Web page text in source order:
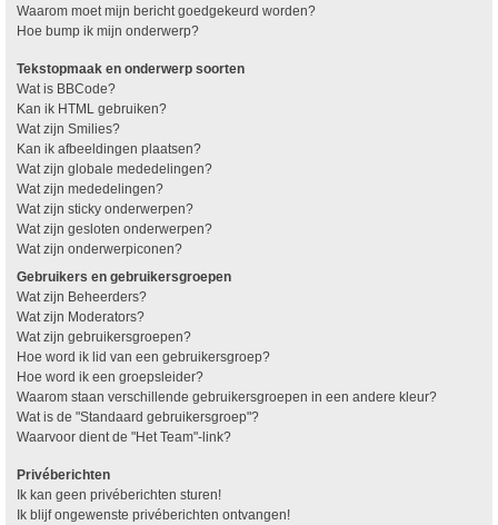
Waarom moet mijn bericht goedgekeurd worden?
Hoe bump ik mijn onderwerp?
Tekstopmaak en onderwerp soorten
Wat is BBCode?
Kan ik HTML gebruiken?
Wat zijn Smilies?
Kan ik afbeeldingen plaatsen?
Wat zijn globale mededelingen?
Wat zijn mededelingen?
Wat zijn sticky onderwerpen?
Wat zijn gesloten onderwerpen?
Wat zijn onderwerpiconen?
Gebruikers en gebruikersgroepen
Wat zijn Beheerders?
Wat zijn Moderators?
Wat zijn gebruikersgroepen?
Hoe word ik lid van een gebruikersgroep?
Hoe word ik een groepsleider?
Waarom staan verschillende gebruikersgroepen in een andere kleur?
Wat is de "Standaard gebruikersgroep"?
Waarvoor dient de "Het Team"-link?
Privéberichten
Ik kan geen privéberichten sturen!
Ik blijf ongewenste privéberichten ontvangen!